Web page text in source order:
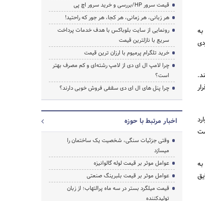
قیمت سرور HP/بررسی و خرید سرور اچ پی
هر زبانی، هر زمانی، هر کجا، هر جور که راحتید!
رونمایی از سایت بلوباکس با هدف خدمات پرداخت
سریع با نازلترین قیمت
خرید تلگرام پرمیوم با ارزان ترین قیمت
چرا لامپ ال ای دی از لامپ رشته‌ای و کم مصرف بهتر
است؟
چرا پنل های ال ای دی سقفی فروش خوبی دارند؟
اخبار مرتبط با حوزه
وقتی جزئیات سنگی، شخصیت یک ساختمان را
میسازد
عوامل موثر بر قیمت لوله گالوانیزه
عوامل موثر بر قیمت بلبرینگ صنعتی
قیمت میلگرد بستر در سه ماه پرالتهاب؛ از زبان
تولیدکننده